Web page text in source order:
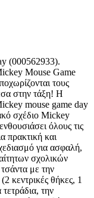
(000562933).
Mouse Game
τους
στην τάξη! Η
mouse game day
σχέδιο Mickey
όλους τις
πρακτική και
για ασφαλή,
σχολικών
με την
κεντρικές θήκες, 1
την